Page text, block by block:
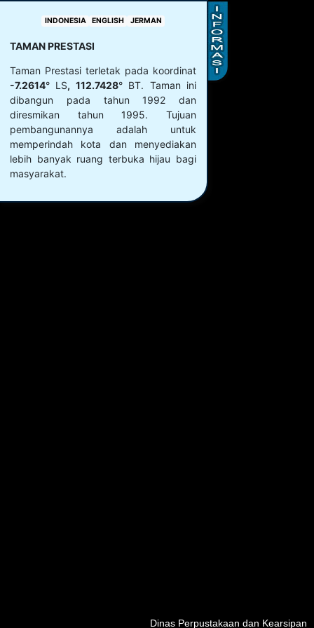
Dinas Perpustakaan dan Kearsipan
INDONESIA ENGLISH JERMAN
TAMAN PRESTASI
Taman Prestasi terletak pada koordinat
-7.2614° LS, 112.7428° BT. Taman ini
dibangun pada tahun 1992 dan
diresmikan tahun 1995. Tujuan
pembangunannya adalah untuk
memperindah kota dan menyediakan
lebih banyak ruang terbuka hijau bagi
masyarakat.